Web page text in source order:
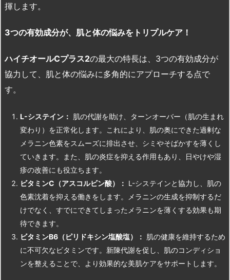
揮します。
3つの有効成分が、肌と体の悩みをトリプルケア！
ハイチオールCプラス2の最大の特長は、3つの有効成分が
協力して、肌と体の悩みに多角的にアプローチする点で
す。
L-システイン： 肌の代謝を助け、ターンオーバー（肌の生まれ
変わり）を正常化します。これにより、肌の奥にできた過剰な
メラニン色素をスムーズに排出させ、シミやそばかすを薄くし
ていきます。また、肌の炎症を抑える作用もあり、日やけや湿
疹の改善にも役立ちます。
ビタミンC （アスコルビン酸）： L-システインと協力し、肌の
色素沈着を抑える働きをします。メラニンの生成を抑制するだ
けでなく、すでにできてしまったメラニンを薄くする効果も期
待できます。
ビタミンB6 （ピリドキシン塩酸塩）： 肌の健康を維持するため
に不可欠なビタミンです。新陳代謝を促し、肌のコンディショ
ンを整えることで、より効果的な美肌ケアをサポートします。